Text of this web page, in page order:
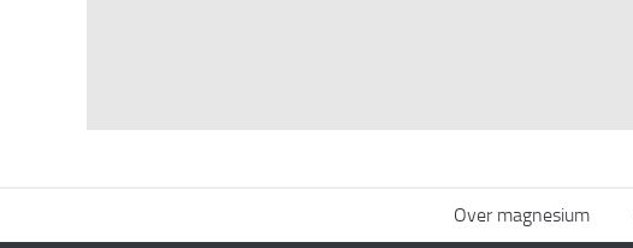
Over magnesium